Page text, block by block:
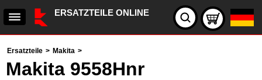
ERSATZTEILE ONLINE
Ersatzteile > Makita >
Makita 9558Hnr